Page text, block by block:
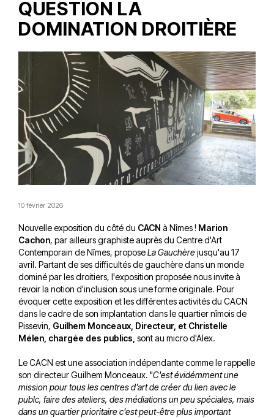
QUESTION LA
DOMINATION DROITIÈRE
10 février 2026
Nouvelle exposition du côté du CACN à Nîmes ! Marion
Cachon, par ailleurs graphiste auprès du Centre d'Art
Contemporain de Nîmes, proposeLa Gauchèrejusqu'au 17
avril. Partant de ses difficultés de gauchère dans un monde
dominé par les droitiers, l'exposition proposée nous invite à
revoir la notion d'inclusion sous une forme originale. Pour
évoquer cette exposition et les différentes activités du CACN
dans le cadre de son implantation dans le quartier nîmois de
Pissevin, Guilhem Monceaux, Directeur, et Christelle
Mélen, chargée des publics, sont au micro d'Alex.
Le CACN est une association indépendante comme le rappelle
son directeur Guilhem Monceaux. "C'est évidémment une
mission pour tous les centres d'art de créer du lien avec le
publc, faire des ateliers, des médiations un peu spéciales, mais
dans un quartier prioritaire c'est peut-être plus important